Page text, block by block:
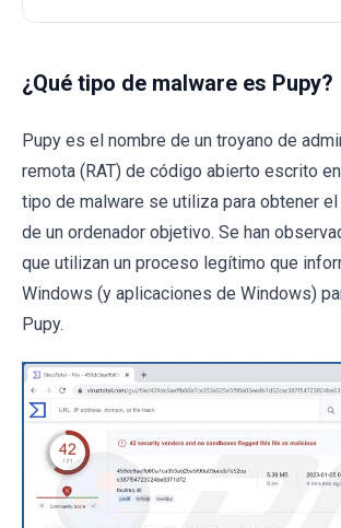
¿Qué tipo de malware es Pupy?
Pupy es el nombre de un troyano de
remota (RAT) de código abierto escrito
tipo de malware se utiliza para obtener
de un ordenador objetivo. Se han
que utilizan un proceso legítimo que
Windows (y aplicaciones de Windows)
Pupy.